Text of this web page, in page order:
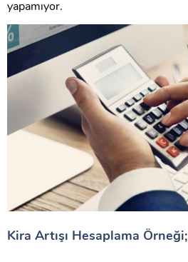
yapamıyor.
Kira Artışı Hesaplama Örneği;